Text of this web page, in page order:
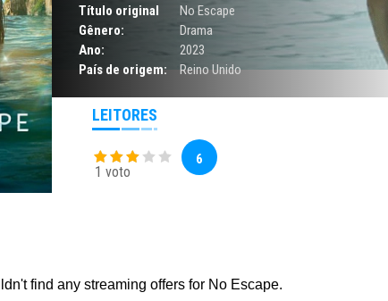
Título original
No Escape
Gênero:
Drama
Ano:
2023
País de origem:
Reino Unido
LEITORES
1 voto
6